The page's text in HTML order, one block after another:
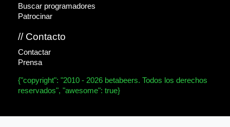
Buscar programadores
Patrocinar
// Contacto
Contactar
Prensa
{"copyright": "2010 - 2026 betabeers. Todos los derechos
reservados", "awesome": true}